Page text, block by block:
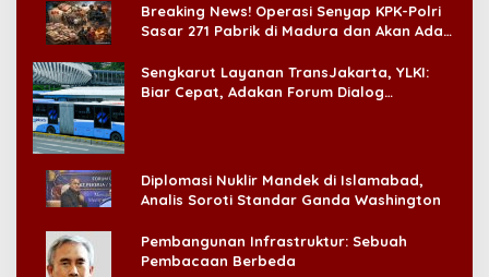
Breaking News! Operasi Senyap KPK-Polri
Sasar 271 Pabrik di Madura dan Akan Ada
Sengkarut Layanan TransJakarta, YLKI:
Biar Cepat, Adakan Forum Dialog
Diplomasi Nuklir Mandek di Islamabad,
Analis Soroti Standar Ganda Washington
Pembangunan Infrastruktur: Sebuah
Pembacaan Berbeda